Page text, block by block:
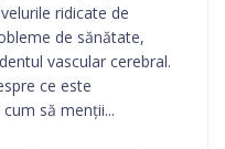
ridicate de
de sănătate,
vascular cerebral.
ce este
să menții...